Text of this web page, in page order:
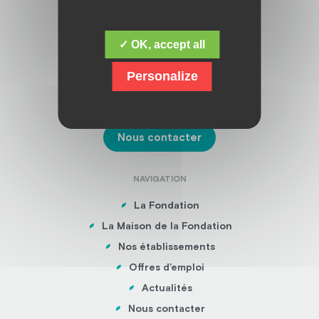
Fondation Jacques Chirac
16 boulevard de la Sarsonne,
Nous contacter
NAVIGATION
La Fondation
La Maison de la Fondation
Nos établissements
Offres d’emploi
Actualités
Nous contacter
✓ OK, accept all
Personalize